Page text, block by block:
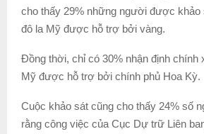
cho thấy 29% những người được khảo
đô la Mỹ được hỗ trợ bởi vàng.
Đồng thời, chỉ có 30% nhận định chính
Mỹ được hỗ trợ bởi chính phủ Hoa Kỳ.
Cuộc khảo sát cũng cho thấy 24% số
rằng công việc của Cục Dự trữ Liên